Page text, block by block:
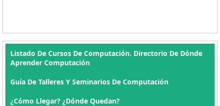
Listado De Cursos De Computación. Directorio De Dónde
Aprender Computación
Guía De Talleres Y Seminarios De Computación
¿Cómo Llegar? ¿Dónde Quedan?